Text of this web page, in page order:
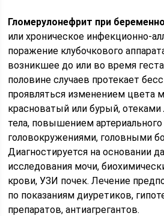
Гломерулонефрит при
или хроническое инфекционно-
поражение клубочкового
возникшее до или во время
половине случаев протекает
проявляться изменением цвета
красноватый или бурый, отеками
тела, повышением артериального
головокружениями, головными
Диагностируется на основании
исследования мочи,
крови, УЗИ почек. Лечение
по показаниям диуретиков,
препаратов, антиагрегантов.